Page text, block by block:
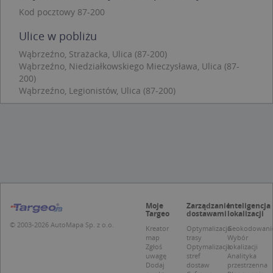
Kod pocztowy 87-200
Ulice w pobliżu
Wąbrzeźno, Strażacka, Ulica (87-200)
Wąbrzeźno, Niedziałkowskiego Mieczysława, Ulica (87-
200)
Wąbrzeźno, Legionistów, Ulica (87-200)
© 2003-2026 AutoMapa Sp. z o.o.
Moje
Targeo
Kreator
map
Zgłoś
uwagę
Dodaj
Zarządzanie
dostawami
Optymalizacja
trasy
Optymalizacja
stref
dostaw
Inteligencja
lokalizacji
Wybór
lokalizacji
Analityka
przestrzenna
podstawowych funkcji strony internetowej, takich
jak logowanie użytkownika i zarządzanie kontem.
Bez niezbędnych plików cookie nie można
prawidłowo korzystać ze strony internetowej.
Domena
to